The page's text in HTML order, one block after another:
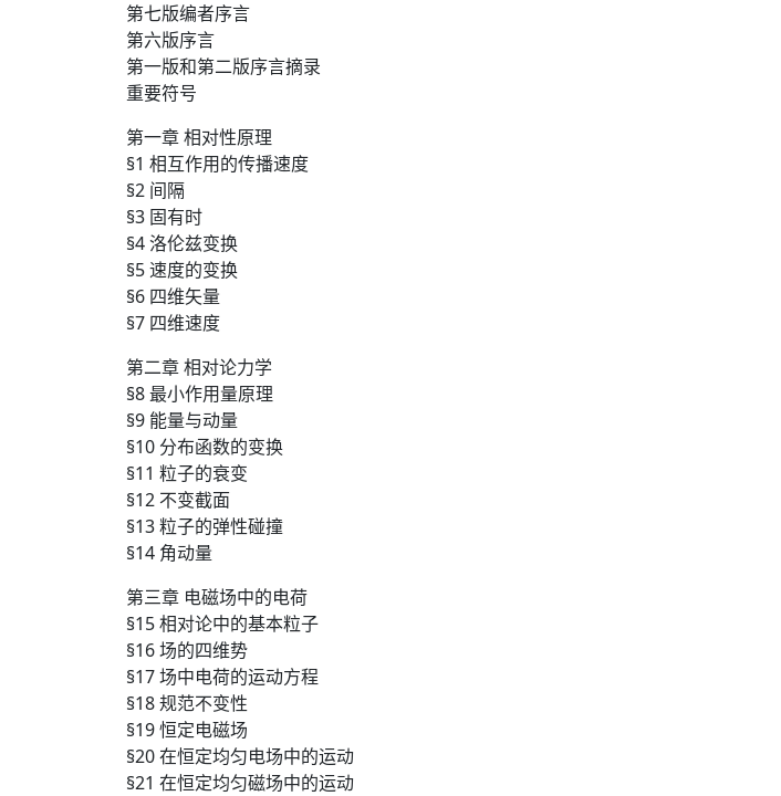
第七版编者序言
第六版序言
第一版和第二版序言摘录
重要符号
第一章 相对性原理
§1 相互作用的传播速度
§2 间隔
§3 固有时
§4 洛伦兹变换
§5 速度的变换
§6 四维矢量
§7 四维速度
第二章 相对论力学
§8 最小作用量原理
§9 能量与动量
§10 分布函数的变换
§11 粒子的衰变
§12 不变截面
§13 粒子的弹性碰撞
§14 角动量
第三章 电磁场中的电荷
§15 相对论中的基本粒子
§16 场的四维势
§17 场中电荷的运动方程
§18 规范不变性
§19 恒定电磁场
§20 在恒定均匀电场中的运动
§21 在恒定均匀磁场中的运动